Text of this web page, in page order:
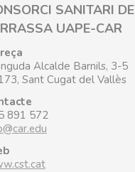
SANITARI DE
UAPE-CAR
Alcalde Barnils, 3-5
Sant Cugat del Vallès
891 572